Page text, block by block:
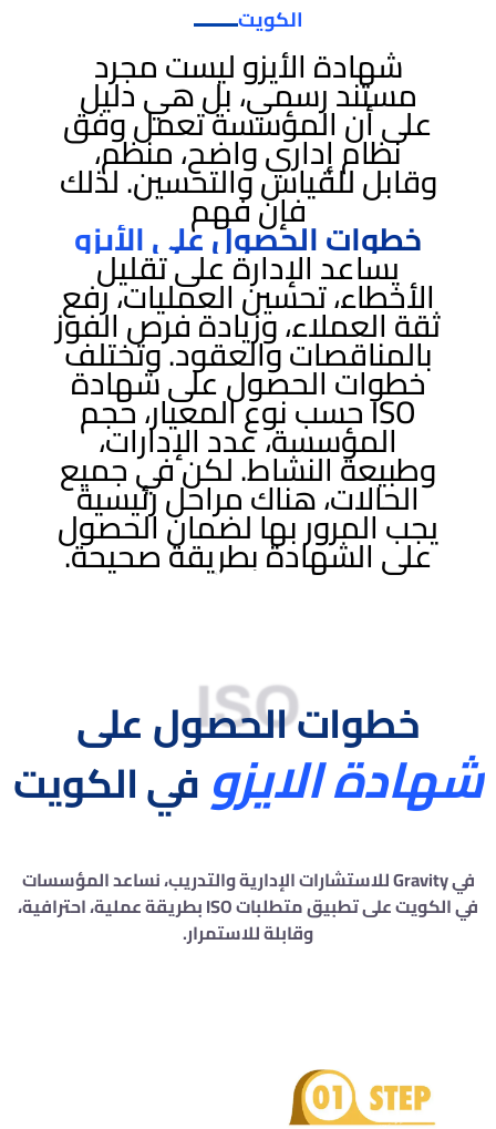
الكويت
شهادة الأيزو ليست مجرد
مستند رسمي، بل هي دليل
على أن المؤسسة تعمل وفق
نظام إداري واضح، منظم،
وقابل للقياس والتحسين. لذلك
فإن فهم
خطوات الحصول على الأيزو
يساعد الإدارة على تقليل
الأخطاء، تحسين العمليات، رفع
ثقة العملاء، وزيادة فرص الفوز
بالمناقصات والعقود. وتختلف
خطوات الحصول على شهادة
ISO حسب نوع المعيار، حجم
المؤسسة، عدد الإدارات،
وطبيعة النشاط. لكن في جميع
الحالات، هناك مراحل رئيسية
يجب المرور بها لضمان الحصول
على الشهادة بطريقة صحيحة.
ISO
خطوات الحصول على
شهادة الايزوفي الكويت
في Gravity للاستشارات الإدارية والتدريب، نساعد المؤسسات
في الكويت على تطبيق متطلبات ISO بطريقة عملية، احترافية،
وقابلة للاستمرار.